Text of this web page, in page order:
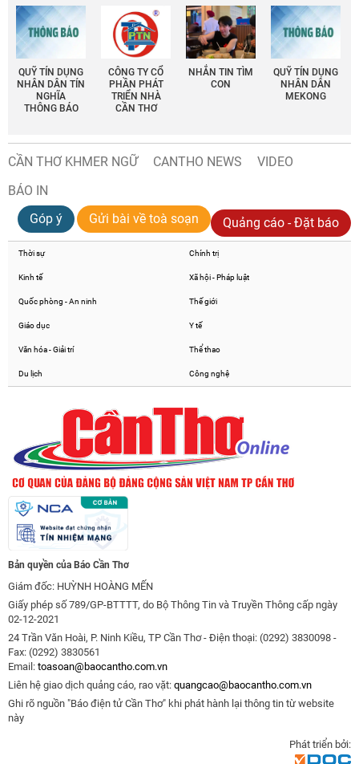
QUỸ TÍN DỤNG
NHÂN DÂN TÍN
NGHĨA
THÔNG BÁO
CÔNG TY CỔ
PHẦN PHÁT
TRIỂN NHÀ
CẦN THƠ
NHẮN TIN TÌM
CON
QUỸ TÍN DỤNG
NHÂN DÂN
MEKONG
CẦN THƠ KHMER NGỮ CANTHO NEWS
VIDEO
BÁO IN
Góp ý
Gửi bài về toà soạn Quảng cáo - Đặt báo
Thời sự Chính trị
Kinh tế Xã hội - Pháp luật
Quốc phòng - An ninh Thế giới
Giáo dục Y tế
Văn hóa - Giải trí Thể thao
Du lịch Công nghệ
Bản quyền của Báo Cần Thơ
Giám đốc: HUỲNH HOÀNG MẾN
Giấy phép số 789/GP-BTTTT, do Bộ Thông Tin và Truyền Thông cấp ngày
02-12-2021
24 Trần Văn Hoài, P. Ninh Kiều, TP Cần Thơ - Điện thoại: (0292) 3830098 -
Fax: (0292) 3830561
Email: toasoan@baocantho.com.vn
Liên hệ giao dịch quảng cáo, rao vặt: quangcao@baocantho.com.vn
Ghi rõ nguồn "Báo điện tử Cần Thơ" khi phát hành lại thông tin từ website
này
Phát triển bởi: